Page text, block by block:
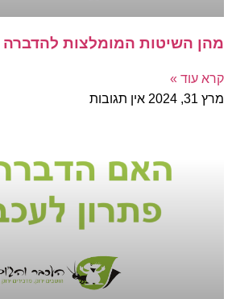
מהן השיטות המומלצות להדברה
קרא עוד »
מרץ 31, 2024
אין תגובות